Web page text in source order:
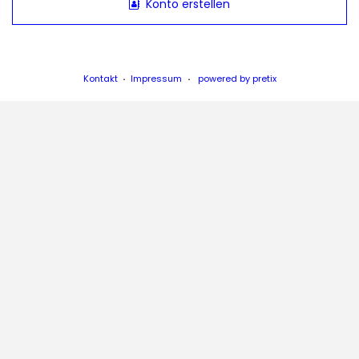
Konto erstellen
Kontakt Impressum powered by pretix